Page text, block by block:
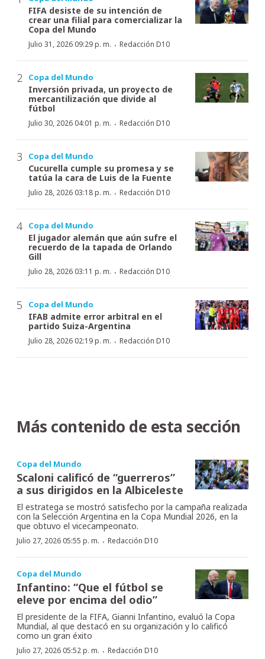
FIFA desiste de su intención de
crear una filial para comercializar la
Copa del Mundo
Julio 31, 2026 09:29 p. m. · Redacción D10
Copa del Mundo
Inversión privada, un proyecto de
mercantilización que divide al
fútbol
Julio 30, 2026 04:01 p. m. · Redacción D10
Copa del Mundo
Cucurella cumple su promesa y se
tatúa la cara de Luis de la Fuente
Julio 28, 2026 03:18 p. m. · Redacción D10
Copa del Mundo
El jugador alemán que aún sufre el
recuerdo de la tapada de Orlando
Gill
Julio 28, 2026 03:11 p. m. · Redacción D10
Copa del Mundo
IFAB admite error arbitral en el
partido Suiza-Argentina
Julio 28, 2026 02:19 p. m. · Redacción D10
Más contenido de esta sección
Copa del Mundo
Scaloni calificó de “guerreros”
a sus dirigidos en la Albiceleste
El estratega se mostró satisfecho por la campaña realizada
con la Selección Argentina en la Copa Mundial 2026, en la
que obtuvo el vicecampeonato.
Julio 27, 2026 05:55 p. m. · Redacción D10
Copa del Mundo
Infantino: “Que el fútbol se
eleve por encima del odio”
El presidente de la FIFA, Gianni Infantino, evaluó la Copa
Mundial, al que destacó en su organización y lo calificó
como un gran éxito
Julio 27, 2026 05:52 p. m. · Redacción D10